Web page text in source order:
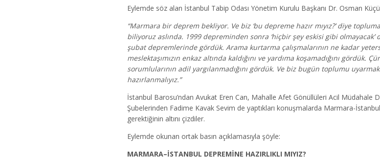
Eylemde söz alan İstanbul Tabip Odası Yönetim Kurulu Başkanı Dr. Osman
“Marmara bir deprem bekliyor. Ve biz ‘bu depreme hazır mıyız?’ diye
biliyoruz aslında. 1999 depreminden sonra ‘hiçbir şey eskisi gibi
şubat depremlerinde gördük. Arama kurtarma çalışmalarının ne kadar
meslektaşımızın enkaz altında kaldığını ve yardıma koşamadığını
sorumlularının adil yargılanmadığını gördük. Ve biz bugün toplumu
hazırlanmalıyız.”
İstanbul Barosu’ndan Avukat Eren Can, Mahalle Afet Gönüllüleri Acil Müdahale
Şubelerinden Fadime Kavak Sevim de yaptıkları konuşmalarda Marmara-
gerektiğinin altını çizdiler.
Eylemde okunan ortak basın açıklamasıyla şöyle:
MARMARA–İSTANBUL DEPREMİNE HAZIRLIKLI MIYIZ?